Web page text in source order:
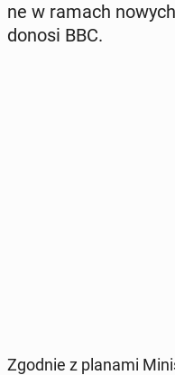
ne w ramach
donosi BBC.
Zgodnie z planami